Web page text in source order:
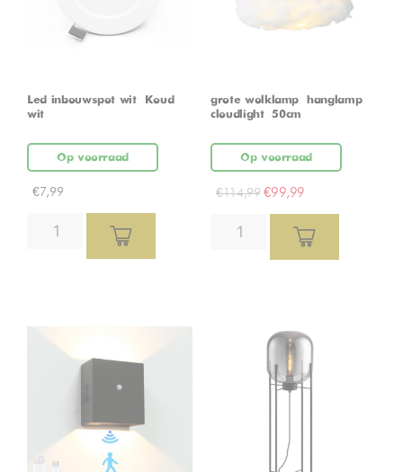
Led inbouwspot wit – Koud
wit
Op voorraad
€7,99
grote wolklamp – hanglamp –
cloudlight – 50cm
Op voorraad
€114,99 €99,99